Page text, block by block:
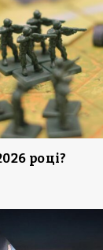
році?